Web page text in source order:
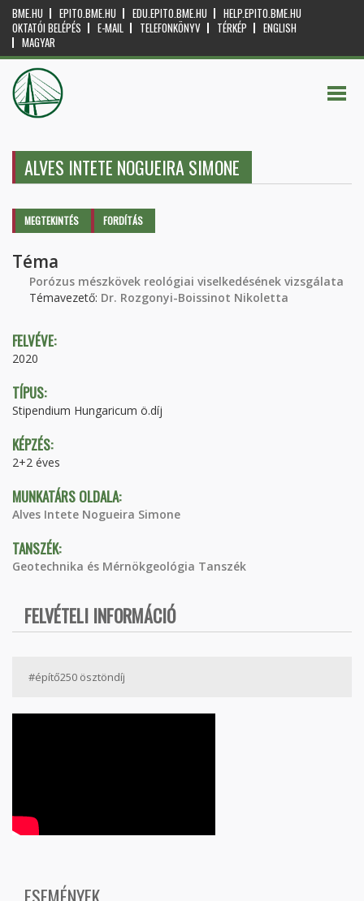
BME.HU EPITO.BME.HU EDU.EPITO.BME.HU
HELP.EPITO.BME.HU
OKTATÓI BELÉPÉS
E-MAIL TELEFONKÖNYV TÉRKÉP
ENGLISH
MAGYAR
ALVES INTETE NOGUEIRA SIMONE
Elsődleges fülek
MEGTEKINTÉS (AKTÍVFORDÍTÁS
Téma
Porózus mészkövek reológiai viselkedésének vizsgálata
Témavezető: Dr. Rozgonyi-Boissinot Nikoletta
FELVÉVE:
2020
TÍPUS:
Stipendium Hungaricum ö.díj
KÉPZÉS:
2+2 éves
MUNKATÁRS OLDALA:
Alves Intete Nogueira Simone
TANSZÉK:
Geotechnika és Mérnökgeológia Tanszék
FELVÉTELI INFORMÁCIÓ
#építő250 ösztöndíj
ESEMÉNYEK